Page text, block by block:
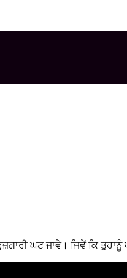
ਘਟ ਜਾਵੇ। ਜਿਵੇਂ ਕਿ